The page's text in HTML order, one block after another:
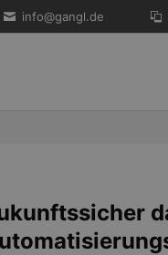
info@gangl.de